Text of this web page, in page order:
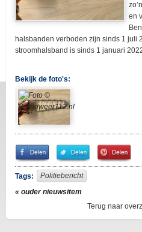
en
halsbanden verboden zijn sinds 1 juli
stroomhalsband is sinds 1 januari
Bekijk de foto's:
Share
on
Facebook
Share
on
Twitter
Pin
It!
Tags:
Politiebericht
« ouder nieuwsitem
Terug naar